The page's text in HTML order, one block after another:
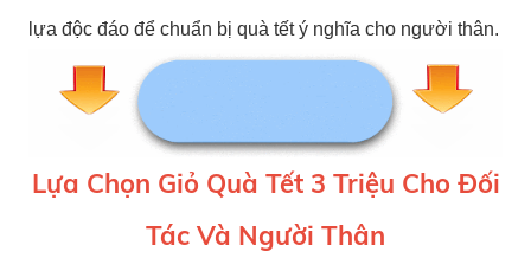
lựa độc đáo để chuẩn bị quà tết ý nghĩa cho người thân.
Lựa Chọn Giỏ Quà Tết 3 Triệu Cho Đối
Tác Và Người Thân